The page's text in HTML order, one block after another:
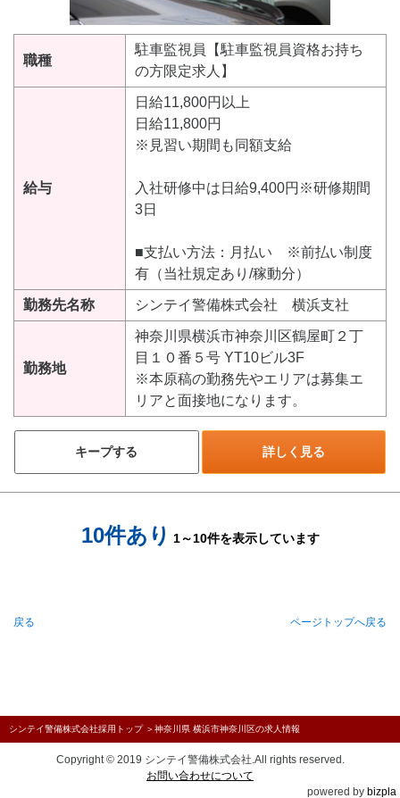
職種
駐車監視員【駐車監視員資格お持ち
の方限定求人】
給与
日給11,800円以上
日給11,800円
※見習い期間も同額支給
入社研修中は日給9,400円※研修期間
3日
■支払い方法：月払い ※前払い制度
有（当社規定あり/稼動分）
勤務先名称 シンテイ警備株式会社 横浜支社
勤務地
神奈川県横浜市神奈川区鶴屋町２丁
目１０番５号 YT10ビル3F
※本原稿の勤務先やエリアは募集エ
リアと面接地になります。
キープする 詳しく見る
10件あり 1～10件を表示しています
戻る ページトップへ戻る
シンテイ警備株式会社採用トップ ＞神奈川県 横浜市神奈川区の求人情報
Copyright © 2019 シンテイ警備株式会社.All rights reserved.
お問い合わせについて
powered by bizpla